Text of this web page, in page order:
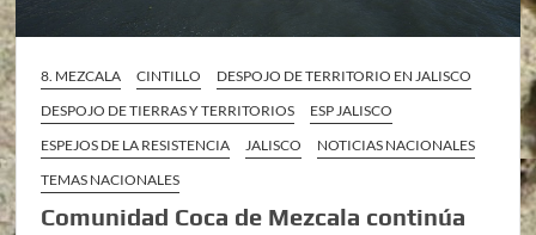
8. MEZCALA CINTILLO
DESPOJO DE TERRITORIO EN JALISCO
DESPOJO DE TIERRAS Y TERRITORIOS
ESP JALISCO
ESPEJOS DE LA RESISTENCIA
JALISCO
NOTICIAS NACIONALES
TEMAS NACIONALES
Comunidad Coca de Mezcala continúa